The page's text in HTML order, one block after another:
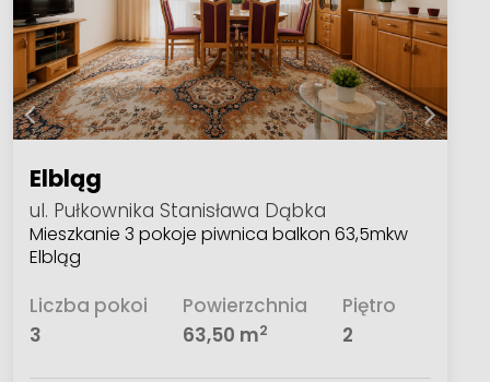
Elbląg
ul. Pułkownika Stanisława Dąbka
Mieszkanie 3 pokoje piwnica balkon 63,5mkw
Elbląg
Liczba pokoi
3
Powierzchnia
63,50 m2
Piętro
2